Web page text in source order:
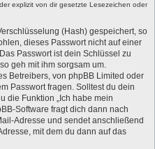
explizit von dir gesetzte Lesezeichen oder
(Hash) gespeichert, so
dieses Passwort nicht auf einer
Passwort ist dein Schlüssel zu
geh mit ihm sorgsam um.
Betreibers, von phpBB Limited oder
Passwort fragen. Solltest du dein
die Funktion „Ich habe mein
Software fragt dich dann nach
Adresse und sendet anschließend
mit dem du dann auf das